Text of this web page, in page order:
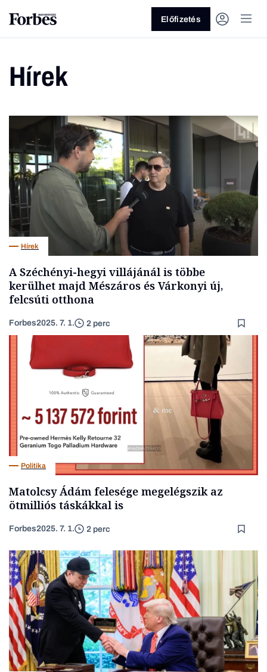
Vagy fedezze fel a következő
témákat
Pénz Zöld Legyél jobb!
Előfizetés
Hírek
Hírek
A Széchényi-hegyi villájánál is többe
kerülhet majd Mészáros és Várkonyi új,
felcsúti otthona
Forbes2025. 7. 1. 2 perc
Politika
Matolcsy Ádám felesége megelégszik az
ötmilliós táskákkal is
Forbes2025. 7. 1. 2 perc